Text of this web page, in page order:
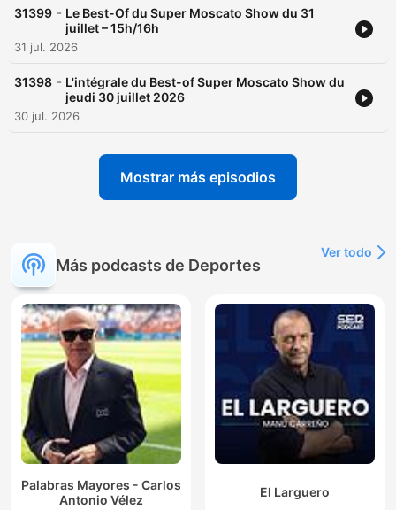
31399 - Le Best-Of du Super Moscato Show du 31
juillet – 15h/16h
31 jul. 2026
31398 - L'intégrale du Best-of Super Moscato Show du
jeudi 30 juillet 2026
30 jul. 2026
Mostrar más episodios
Más podcasts de Deportes
Ver todo
Palabras Mayores - Carlos
Antonio Vélez
El Larguero